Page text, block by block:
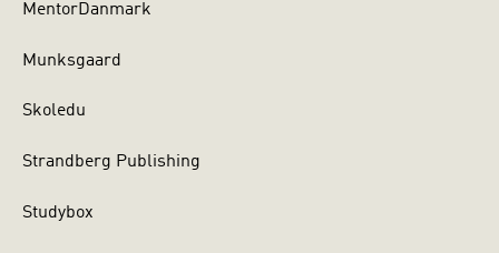
MentorDanmark
Munksgaard
Skoledu
Strandberg Publishing
Studybox